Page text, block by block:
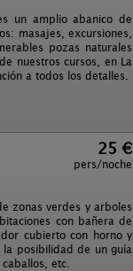
un amplio abanico de
masajes, excursiones,
pozas naturales
nuestros cursos, en La
a todos los detalles.
25 €
pers/noche
zonas verdes y arboles
con bañera de
cubierto con horno y
posibilidad de un guía
etc.